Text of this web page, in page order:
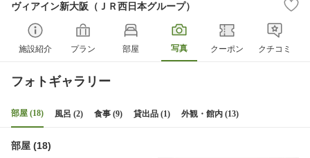
ヴィアイン新大阪（ＪＲ西日本グループ）
施設紹介 プラン 部屋 写真 クーポン クチコミ
フォトギャラリー
部屋 (18) 風呂 (2) 食事 (9) 貸出品 (1) 外観・館内 (13)
部屋 (18)